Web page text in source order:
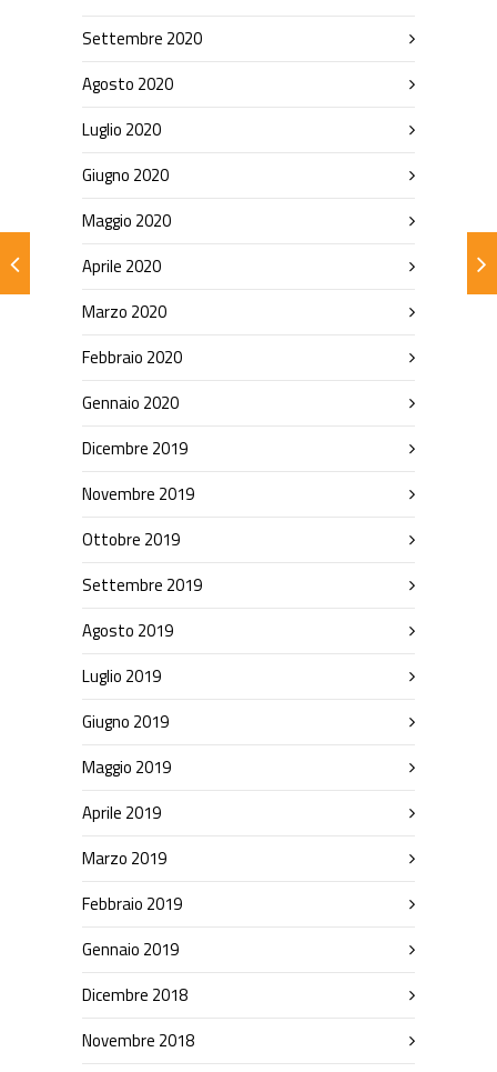
Settembre 2020
Agosto 2020
Luglio 2020
Giugno 2020
Maggio 2020
Aprile 2020
Marzo 2020
Febbraio 2020
Gennaio 2020
Dicembre 2019
Novembre 2019
Ottobre 2019
Settembre 2019
Agosto 2019
Luglio 2019
Giugno 2019
Maggio 2019
Aprile 2019
Marzo 2019
Febbraio 2019
Gennaio 2019
Dicembre 2018
Novembre 2018